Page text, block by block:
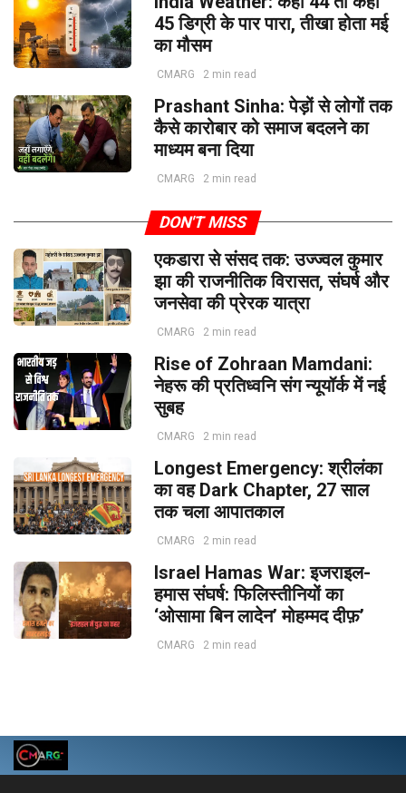
45 डिग्री के पार पारा, तीखा होता मई
का मौसम
CMARG 2 min read
Prashant Sinha: पेड़ों से लोगों तक
कैसे कारोबार को समाज बदलने का
माध्यम बना दिया
CMARG 2 min read
DON'T MISS
एकडारा से संसद तक: उज्ज्वल कुमार
झा की राजनीतिक विरासत, संघर्ष और
जनसेवा की प्रेरक यात्रा
CMARG 2 min read
Rise of Zohraan Mamdani:
नेहरू की प्रतिध्वनि संग न्यूयॉर्क में नई
सुबह
CMARG 2 min read
Longest Emergency: श्रीलंका
का वह Dark Chapter, 27 साल
तक चला आपातकाल
CMARG 2 min read
Israel Hamas War: इजराइल-
हमास संघर्ष: फिलिस्तीनियों का
‘ओसामा बिन लादेन’ मोहम्मद दीफ़’
CMARG 2 min read